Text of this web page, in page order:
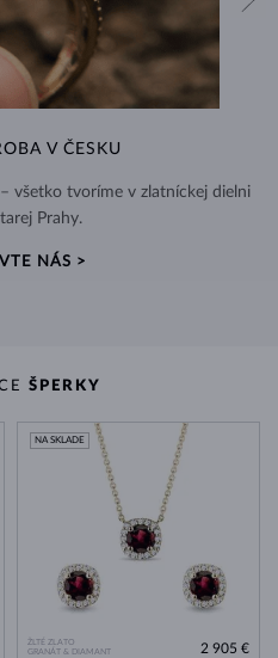
V ČESKU
všetko tvoríme v zlatníckej dielni
Prahy.
NÁS >
ŠPERKY
ŽLTÉ ZLATO
GRANÁT & DIAMANT
NA SKLADE
2 905 €